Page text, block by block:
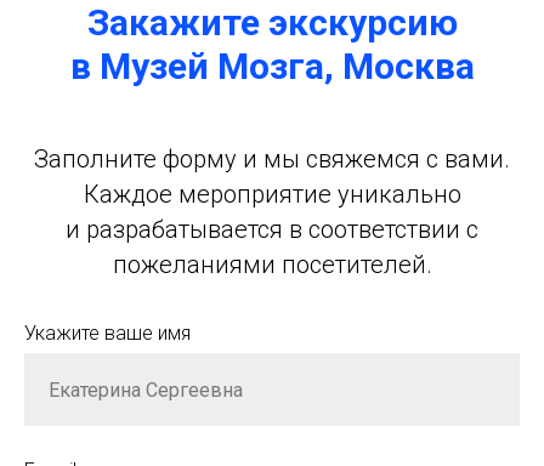
Закажите экскурсию
в Музей Мозга, Москва
Заполните форму и мы свяжемся с вами.
Каждое мероприятие уникально
и разрабатывается в соответствии с
пожеланиями посетителей.
Укажите ваше имя